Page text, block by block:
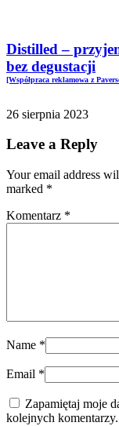
Distilled –
bez degustacji
[Współpraca reklamowa z
26 sierpnia 2023
Leave a Reply
Your email address
marked *
Komentarz *
Name *
Email *
Zapamiętaj moje
kolejnych komentarzy.